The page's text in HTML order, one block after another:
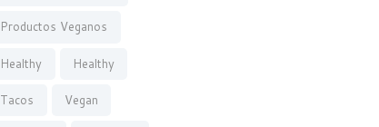
Productos Veganos
Healthy Healthy
Tacos Vegan